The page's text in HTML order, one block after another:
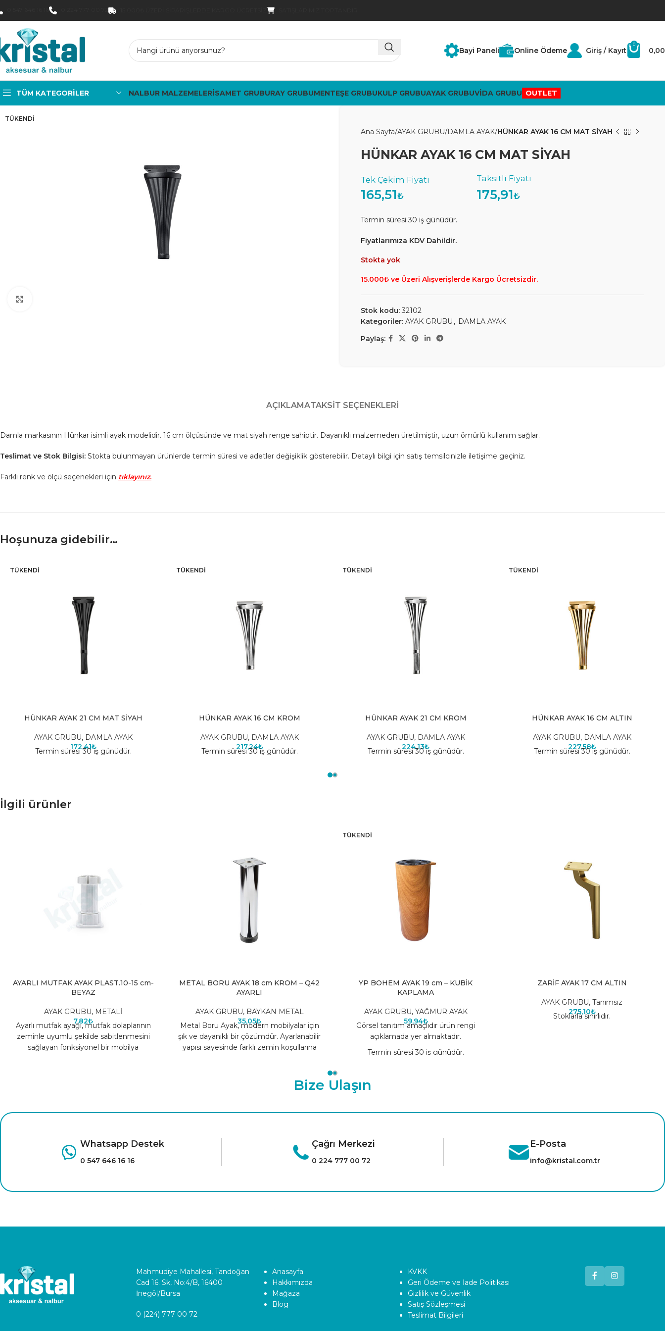
Bayi Paneli Online Ödeme Giriş / Kayıt
0
0,00
TÜM KATEGORILER NALBUR MALZEMELERİSAMET GRUBURAY GRUBUMENTEŞE GRUBUKULP GRUBUAYAK GRUBUVİDA GRUBU OUTLET
TÜKENDI
Ana Sayfa AYAK GRUBU DAMLA AYAK HÜNKAR AYAK 16 CM MAT SİYAH
HÜNKAR AYAK 16 CM MAT SİYAH
165,51₺ 175,91₺
Termin süresi 30 iş günüdür.
Fiyatlarımıza KDV Dahildir.
Stokta yok
15.000₺ ve Üzeri Alışverişlerde Kargo Ücretsizdir.
Stok kodu:32102
Kategoriler: AYAK GRUBU , DAMLA AYAK
Paylaş:
AÇIKLAMATAKSIT SEÇENEKLERI
Damla markasının Hünkar isimli ayak modelidir. 16 cm ölçüsünde ve mat siyah renge sahiptir. Dayanıklı malzemeden üretilmiştir, uzun ömürlü kullanım sağlar.
Teslimat ve Stok Bilgisi: Stokta bulunmayan ürünlerde termin süresi ve adetler değişiklik gösterebilir. Detaylı bilgi için satış temsilcinizle iletişime geçiniz.
Farklı renk ve ölçü seçenekleri için tıklayınız.
Hoşunuza gidebilir…
TÜKENDI
HÜNKAR AYAK 21 CM MAT SİYAH
AYAK GRUBU, DAMLA AYAK
172,41₺
Termin süresi 30 iş günüdür.
TÜKENDI
HÜNKAR AYAK 16 CM KROM
AYAK GRUBU, DAMLA AYAK
217,24₺
Termin süresi 30 iş günüdür.
TÜKENDI
HÜNKAR AYAK 21 CM KROM
AYAK GRUBU, DAMLA AYAK
224,13₺
Termin süresi 30 iş günüdür.
TÜKENDI
HÜNKAR AYAK 16 CM ALTIN
AYAK GRUBU, DAMLA AYAK
227,58₺
Termin süresi 30 iş günüdür.
İlgili ürünler
AYARLI MUTFAK AYAK PLAST.10-15 cm-
BEYAZ
AYAK GRUBU, METALİ
7,82₺
Ayarlı mutfak ayağı, mutfak dolaplarının
zeminle uyumlu şekilde sabitlenmesini
sağlayan fonksiyonel bir mobilya
METAL BORU AYAK 18 cm KROM – Q42
AYARLI
AYAK GRUBU, BAYKAN METAL
35,05₺
Metal Boru Ayak, modern mobilyalar için
şık ve dayanıklı bir çözümdür. Ayarlanabilir
yapısı sayesinde farklı zemin koşullarına
TÜKENDI
YP BOHEM AYAK 19 cm – KUBİK
KAPLAMA
AYAK GRUBU, YAĞMUR AYAK
59,94₺
Görsel tanıtım amaçlıdır ürün rengi
açıklamada yer almaktadır.
Termin süresi 30 iş günüdür.
ZARİF AYAK 17 CM ALTIN
AYAK GRUBU, Tanımsız
275,10₺
Stoklarla sınırlıdır.
Bize Ulaşın
Whatsapp Destek
0 547 646 16 16
Çağrı Merkezi
0 224 777 00 72
E-Posta
info@kristal.com.tr
Mahmudiye Mahallesi, Tandoğan
Cad 16. Sk, No:4/B, 16400
İnegöl/Bursa
0 (224) 777 00 72
Anasayfa
Hakkımızda
Mağaza
Blog
KVKK
Geri Ödeme ve İade Politikası
Gizlilik ve Güvenlik
Satış Sözleşmesi
Teslimat Bilgileri